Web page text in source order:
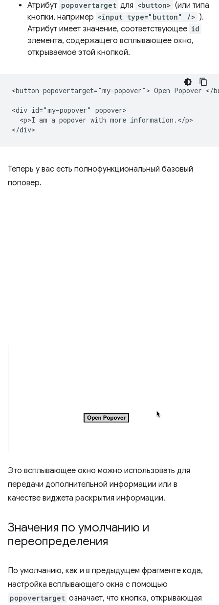
Атрибут popovertarget для <button> (или типа
кнопки, например <input type="button" /> ).
Атрибут имеет значение, соответствующее id
элемента, содержащего всплывающее окно,
открываемое этой кнопкой.
<button popovertarget="my-popover"> Open Popover </
<div id="my-popover" popover>
  <p>I am a popover with more information.</p>
Теперь у вас есть полнофункциональный базовый
поповер.
Это всплывающее окно можно использовать для
передачи дополнительной информации или в
качестве виджета раскрытия информации.
Значения по умолчанию и
переопределения
По умолчанию, как и в предыдущем фрагменте кода,
настройка всплывающего окна с помощью
popovertarget означает, что кнопка, открывающая